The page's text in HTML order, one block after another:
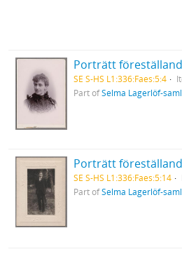
Porträtt
SE S-HS L1:336:Faes:5:4
Part ofSelma Lagerlöf-
SE S-HS L1:336:Faes:5:14
Part ofSelma Lagerlöf-